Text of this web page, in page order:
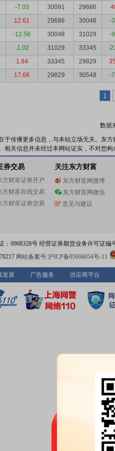
-7.03 30091 29686
12.61 29686 30048
-
-12.56 30048 31029
-
-1.02 31029 33345
-
1.94 33345 29829
17.66 29829 30548 -
1
数据
于传播更多信息，与本站立场无关。东
相关信息并未经过本网站证实，不对您
券交易
方财富证券开户
方财富在线交易
方财富证券交易
关注东方财富
东方财富网微博
东方财富网微信
意见与建议
0908328号 经营证券期货业务许可证编
网站备案号:沪ICP备05006054号-11
发展 广告服务 供应商平台